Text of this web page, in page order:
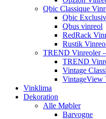
Qbic Classique
Qbic
Qbus vinreol
RedRack
Rustik
TREND Vinreoler
TREND
Vintage
VintageView
Vinklima
Dekoration
Alle Møbler
Barvogne